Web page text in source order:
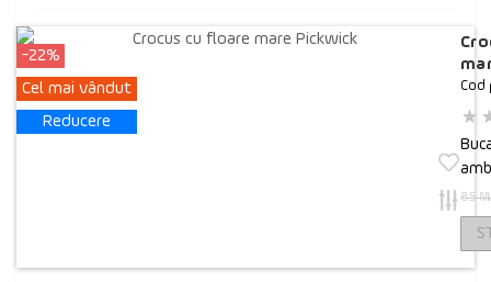
-22%
Cel mai vândut
Reducere
Cod
85